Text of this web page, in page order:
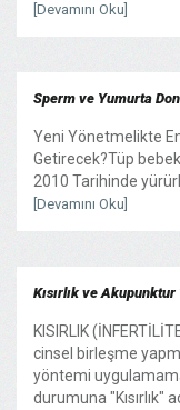
[Devamını Oku]
Sperm ve Yumurta
Yeni Yönetmelikte
Getirecek?Tüp
2010 Tarihinde
[Devamını Oku]
Kısırlık ve
KISIRLIK
cinsel birleşme
yöntemi
durumuna "Kısırlık"